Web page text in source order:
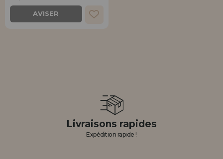
Allez-y! Nous vous attendions.
AVISER
Livraisons rapides
Expédition rapide !